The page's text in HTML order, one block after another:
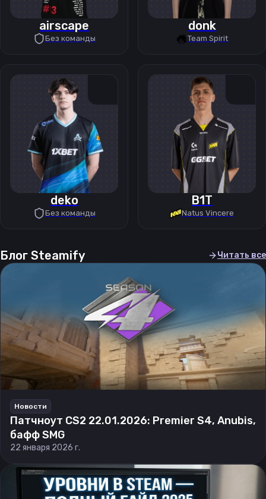
airscape
Без команды
donk
Team Spirit
deko
Без команды
B1T
Natus Vincere
Блог Steamify Читать все
Новости
Патчноут CS2 22.01.2026: Premier S4, Anubis,
бафф SMG
22 января 2026 г.